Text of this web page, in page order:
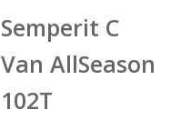
Semperit C
Van AllSeason
102T